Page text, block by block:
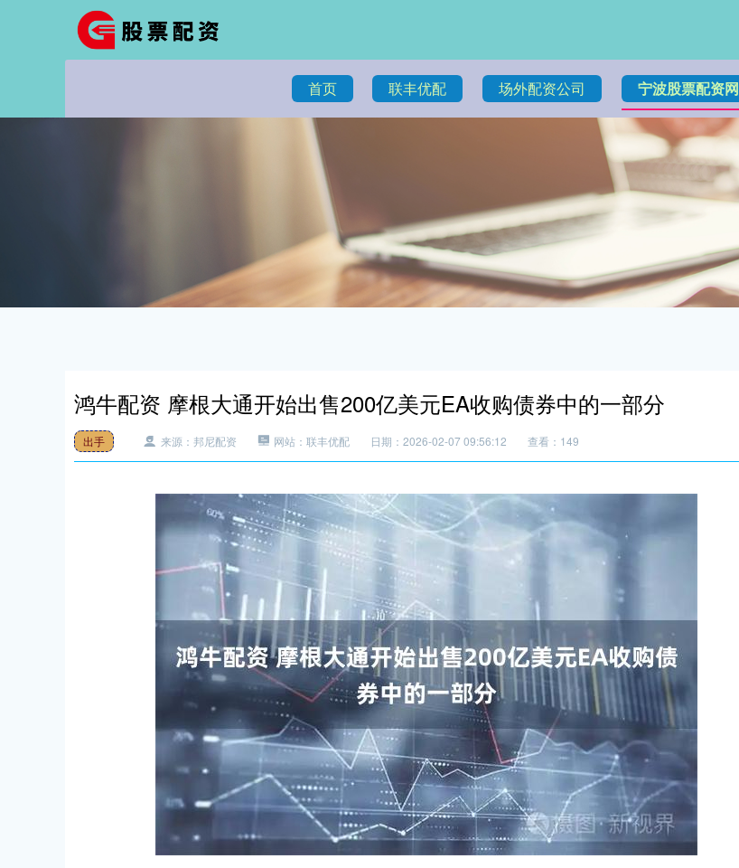
首页 联丰优配 场外配资公司 宁波股票配资网
鸿牛配资 摩根大通开始出售200亿美元EA收购债券中的一部分
出手 来源：邦尼配资 网站：联丰优配 日期：2026-02-07 09:56:12 查看：149